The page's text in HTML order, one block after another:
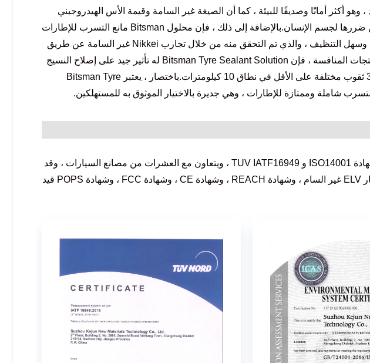
وهو أكثر أمانًا وصديقًا للبيئة ، كما أن الصيغة غير السامة وقيمة الأس الهيدروجيني
شبه المحايدة تقلل من ضررها لجسم الإنسان.بالإضافة إلى ذلك ، فإن محلول Bitsman مانع التسرب للإطارات
قابل للذوبان في الماء وسهل التنظيف ، والذي تم التحقق منه من خلال تجارب Nikkei غير السامة عن طريق
الفم.بالمقارنة مع المنتجات المنافسة ، فإن Bitsman Tyre Sealant Solution له تأثير جيد على إصلاح النسيج
الطلائي ، ويتم إصلاح 3 ثقوب مختلفة على الأقل في نطاق 10 كيلومترات.باختصار ، يعتبر Bitsman Tyre
مصنعنا حاصل على شهادة ISO14001 و TUV IATF16949 ، ويتعاون مع العشرات من مصانع السيارات ، وقد
اجتازت المنتجات اختبار ELV غير السام ، وشهادة REACH ، وشهادة CE ، وشهادة FCC ، وشهادة POPS قيد